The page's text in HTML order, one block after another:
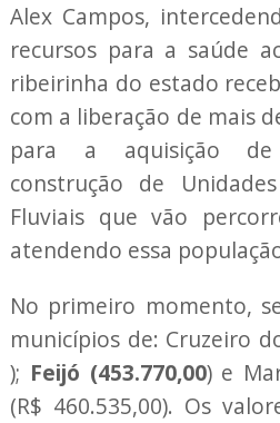
Alex Campos,
recursos para a saúde
ribeirinha do estado
com a liberação de mais
para a aquisição de
construção de
Fluviais que vão
atendendo essa
No primeiro momento,
municípios de: Cruzeiro
); Feijó (453.770,00) e
(R$ 460.535,00). Os